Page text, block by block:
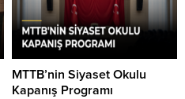
MTTB’nin Siyaset Okulu
Kapanış Programı